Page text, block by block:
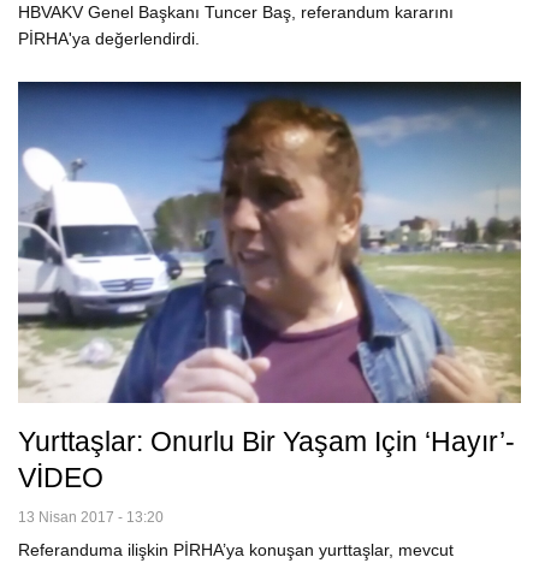
HBVAKV Genel Başkanı Tuncer Baş, referandum kararını
PİRHA'ya değerlendirdi.
Yurttaşlar: Onurlu Bir Yaşam Için ‘Hayır’-
VİDEO
13 Nisan 2017 - 13:20
Referanduma ilişkin PİRHA’ya konuşan yurttaşlar, mevcut